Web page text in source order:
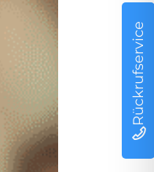
Rückrufservice